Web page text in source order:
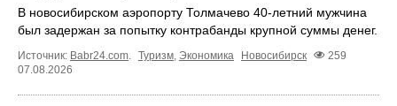
В новосибирском аэропорту Толмачево 40-летний мужчина
был задержан за попытку контрабанды крупной суммы денег.
Источник: Babr24.com Туризм Экономика Новосибирск
259
07.08.2026